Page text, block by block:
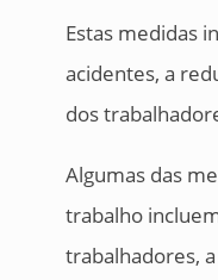
Estas medidas
acidentes, a
dos
Algumas das
trabalho
trabalhadores,